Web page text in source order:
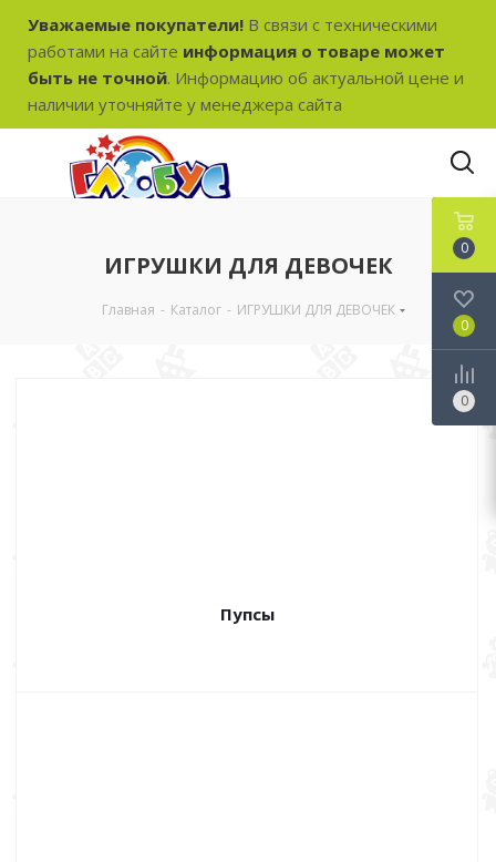
Уважаемые покупатели! В связи с техническими
работами на сайте информация о товаре может
быть не точной. Информацию об актуальной цене и
наличии уточняйте у менеджера сайта
ИГРУШКИ ДЛЯ ДЕВОЧЕК
Главная - Каталог - ИГРУШКИ ДЛЯ ДЕВОЧЕК
Пупсы
0
0
0